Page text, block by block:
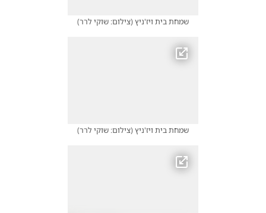
שמחת בית ויז'ניץ(צילום: שוקי לרר)
שמחת בית ויז'ניץ(צילום: שוקי לרר)